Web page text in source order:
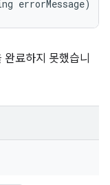
errorMessage)
료하지 못했습니